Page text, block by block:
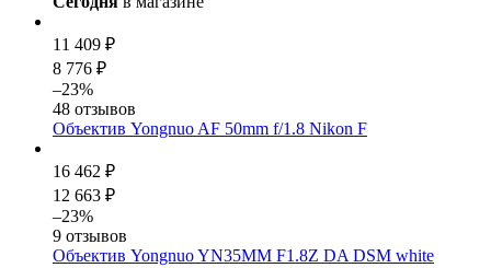
11 409 ₽
8 776 ₽
–23%
48 отзывов
Объектив Yongnuo AF 50mm f/1.8 Nikon F
16 462 ₽
12 663 ₽
–23%
9 отзывов
Объектив Yongnuo YN35MM F1.8Z DA DSM white